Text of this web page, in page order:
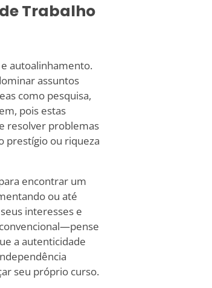
Trabalho
autoalinhamento.
assuntos
como pesquisa,
pois estas
resolver problemas
prestígio ou riqueza
encontrar um
ou até
interesses e
a autenticidade
seu próprio curso.